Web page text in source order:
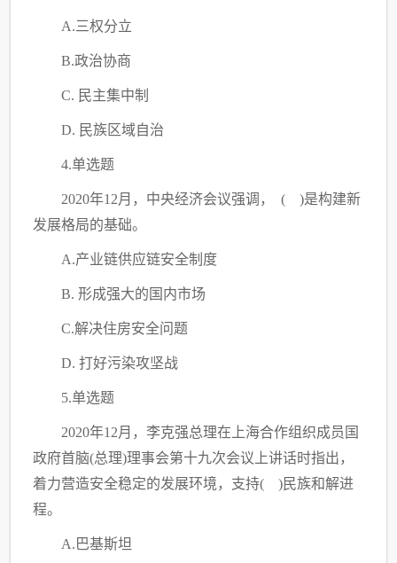
A.三权分立
B.政治协商
C. 民主集中制
D. 民族区域自治
4.单选题
2020年12月，中央经济会议强调， ( )是构建新
发展格局的基础。
A.产业链供应链安全制度
B. 形成强大的国内市场
C.解决住房安全问题
D. 打好污染攻坚战
5.单选题
2020年12月，李克强总理在上海合作组织成员国
政府首脑(总理)理事会第十九次会议上讲话时指出，
着力营造安全稳定的发展环境，支持( )民族和解进
程。
A.巴基斯坦